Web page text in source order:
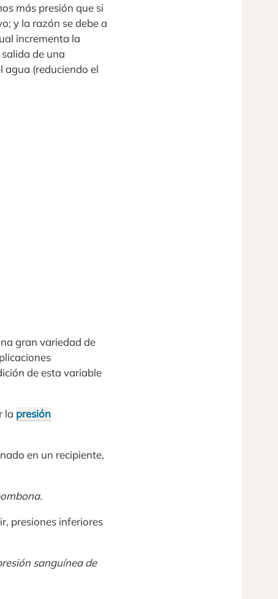
más presión que si
y la razón se debe a
incrementa la
de una
agua (reduciendo el
gran variedad de
de esta variable
la presión
en un recipiente,
presiones inferiores
sanguínea de